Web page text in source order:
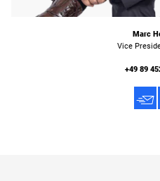
Marc
Vice
+49 89
h